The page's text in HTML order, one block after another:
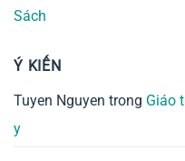
Sách
Ý KIẾN
Tuyen Nguyen trong Giáo
y